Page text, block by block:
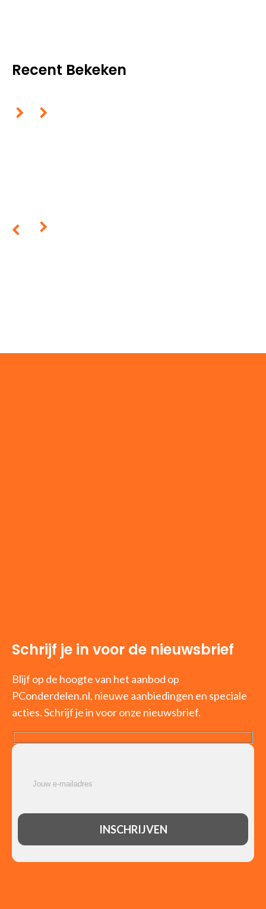
Recent Bekeken
Schrijf je in voor de nieuwsbrief
Blijf op de hoogte van het aanbod op
PConderdelen.nl, nieuwe aanbiedingen en speciale
acties. Schrijf je in voor onze nieuwsbrief.